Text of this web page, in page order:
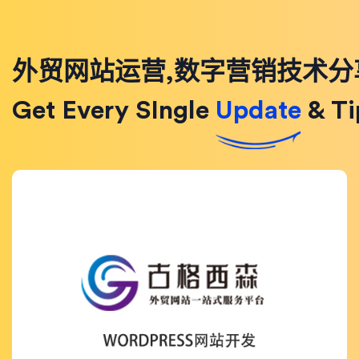
外贸网站运营,数字营销技术分
Get Every SIngle Update &